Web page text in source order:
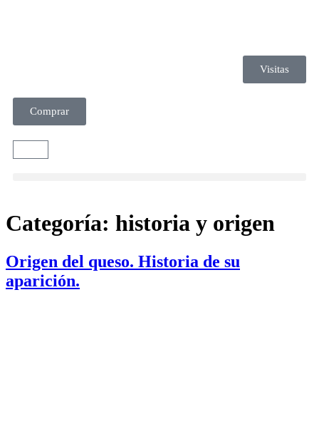
Visitas
Comprar
Categoría: historia y origen
Origen del queso. Historia de su
aparición.